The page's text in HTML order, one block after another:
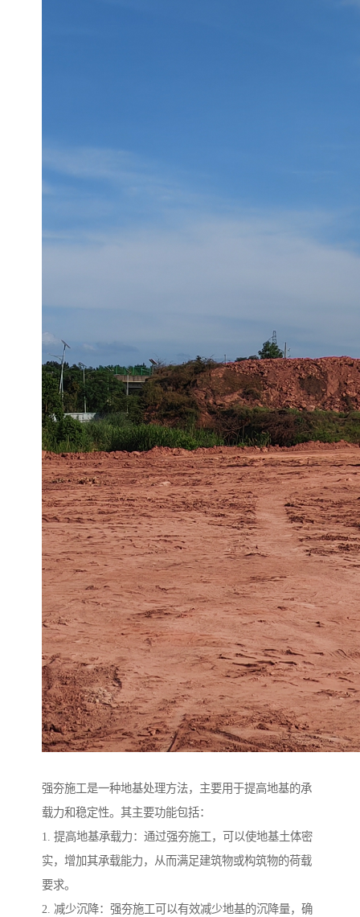
强夯施工是一种地基处理方法，主要用于提高地基的承
载力和稳定性。其主要功能包括：
1. 提高地基承载力：通过强夯施工，可以使地基土体密
实，增加其承载能力，从而满足建筑物或构筑物的荷载
要求。
2. 减少沉降：强夯施工可以有效减少地基的沉降量，确